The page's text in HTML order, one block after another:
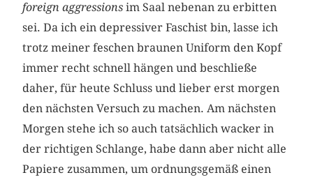
foreign aggressions im Saal nebenan zu erbitten
sei. Da ich ein depressiver Faschist bin, lasse ich
trotz meiner feschen braunen Uniform den Kopf
immer recht schnell hängen und beschließe
daher, für heute Schluss und lieber erst morgen
den nächsten Versuch zu machen. Am nächsten
Morgen stehe ich so auch tatsächlich wacker in
der richtigen Schlange, habe dann aber nicht alle
Papiere zusammen, um ordnungsgemäß einen